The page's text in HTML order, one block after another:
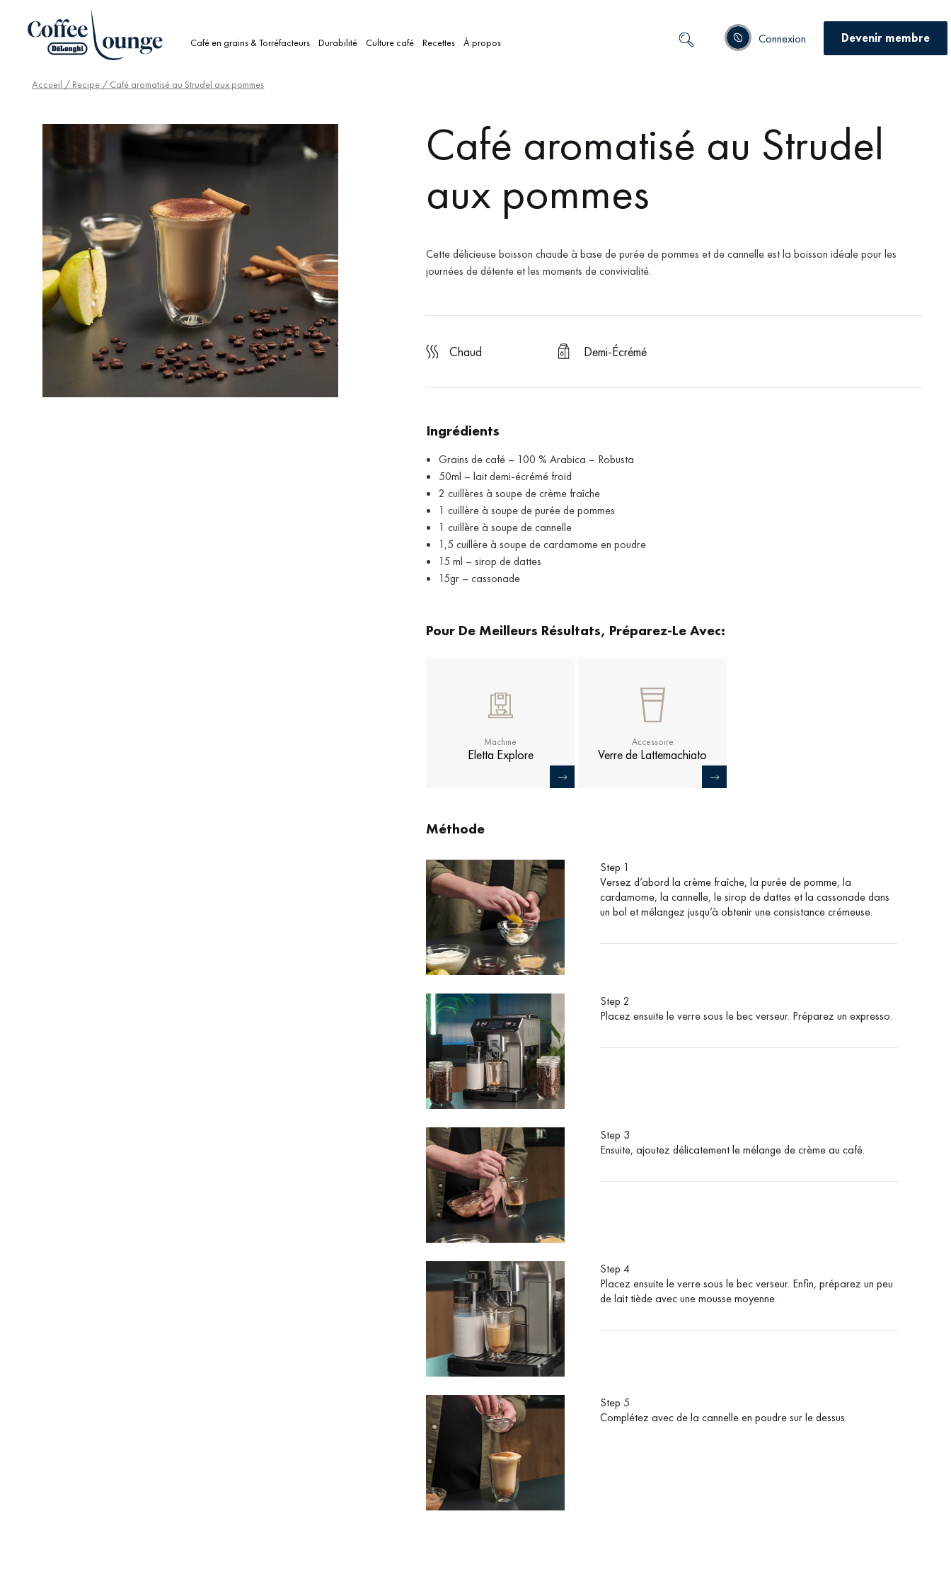
Café en grains & Torréfacteurs Durabilité Culture café Recettes À propos Connexion Devenir membre
Accueil / Recipe / Café aromatisé au Strudel aux pommes
Café aromatisé au Strudel
aux pommes
Cette délicieuse boisson chaude à base de purée de pommes et de cannelle est la boisson idéale pour les
journées de détente et les moments de convivialité.
chaud Demi-Écrémé
Ingrédients
Grains de café – 100 % Arabica – Robusta
50ml – lait demi-écrémé froid
2 cuillères à soupe de crème fraîche
1 cuillère à soupe de purée de pommes
1 cuillère à soupe de cannelle
1,5 cuillère à soupe de cardamome en poudre
15 ml – sirop de dattes
15gr – cassonade
Pour De Meilleurs Résultats, Préparez-Le Avec:
Machine
Eletta Explore
Accessoire
Verre de Lattemachiato
Méthode
Step 1
Versez d’abord la crème fraîche, la purée de pomme, la
cardamome, la cannelle, le sirop de dattes et la cassonade dans
un bol et mélangez jusqu’à obtenir une consistance crémeuse.
Step 2
Placez ensuite le verre sous le bec verseur. Préparez un expresso.
Step 3
Ensuite, ajoutez délicatement le mélange de crème au café.
Step 4
Placez ensuite le verre sous le bec verseur. Enfin, préparez un peu
de lait tiède avec une mousse moyenne.
Step 5
Complétez avec de la cannelle en poudre sur le dessus.